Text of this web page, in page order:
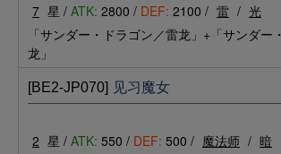
7 星 / ATK: 2800 / DEF: 2100 / 雷 / 光
「サンダー・ドラゴン／雷龙」+「サンダー
龙」
[BE2-JP070] 见习魔女
2 星 / ATK: 550 / DEF: 500 / 魔法师 / 暗